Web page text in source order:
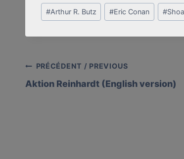
Post
Tags:
#Arthur R. Butz #Eric Conan #
Post
navigation
PRÉCÉDENT / PREVIOUS
Aktion Reinhardt (English version)